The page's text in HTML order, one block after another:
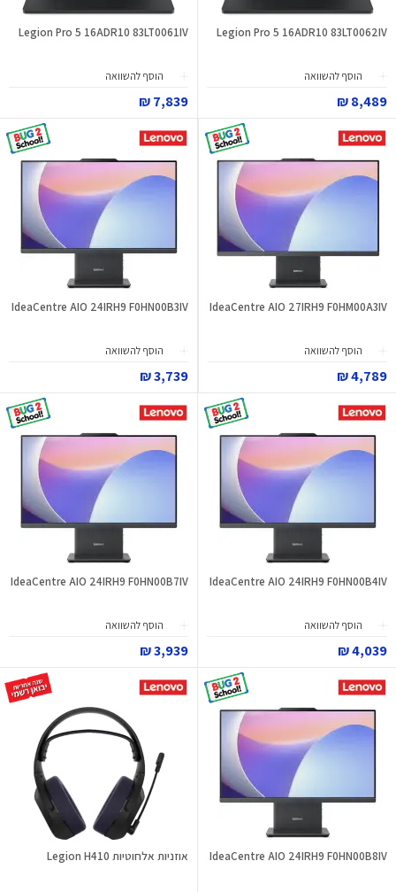
Legion Pro 5 16ADR10 83LT0062IV
הוסף להשוואה
8,489 ₪
Legion Pro 5 16ADR10 83LT0061IV
הוסף להשוואה
7,839 ₪
IdeaCentre AIO 27IRH9 F0HM00A3IV
הוסף להשוואה
4,789 ₪
IdeaCentre AIO 24IRH9 F0HN00B3IV
הוסף להשוואה
3,739 ₪
IdeaCentre AIO 24IRH9 F0HN00B4IV
הוסף להשוואה
4,039 ₪
IdeaCentre AIO 24IRH9 F0HN00B7IV
הוסף להשוואה
3,939 ₪
IdeaCentre AIO 24IRH9 F0HN00B8IV אוזניות אלחוטיות Legion H410